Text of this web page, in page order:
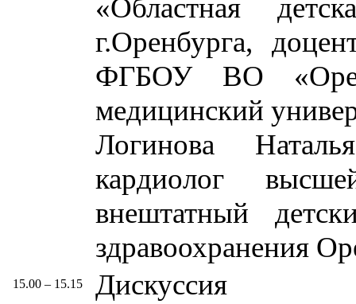
«Областная
г.Оренбурга,
ФГБОУ ВО
медицинский
Логинова
кардиолог
внештатный
здравоохранения
15.00 – 15.15 Дискуссия